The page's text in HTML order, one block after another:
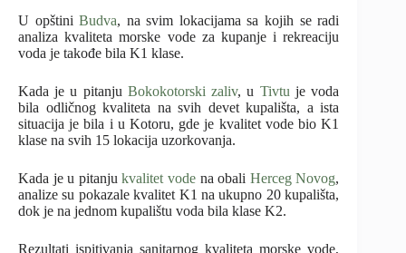
U opštiniBudva, na svim lokacijama sa kojih se radi
analiza kvaliteta morske vode za kupanje i rekreaciju
voda je takođe bila K1 klase.
Kada je u pitanju Bokokotorski zaliv, u Tivtu je voda
bila odličnog kvaliteta na svih devet kupališta, a ista
situacija je bila i u Kotoru, gde je kvalitet vode bio K1
klase na svih 15 lokacija uzorkovanja.
Kada je u pitanjukvalitet vodena obali Herceg Novog,
analize su pokazale kvalitet K1 na ukupno 20 kupališta,
dok je na jednom kupalištu voda bila klase K2.
Rezultati ispitivanja sanitarnog kvaliteta morske vode,